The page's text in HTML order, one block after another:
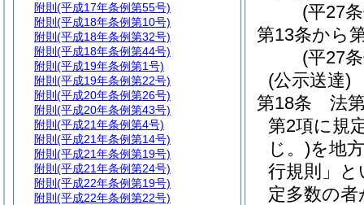
(平27
第13条から
(平27
(公示送達)
第18条
法
第2項に規
じ。)を地
行規則」と
定多数の
附則 (平成17年条例第55号)
附則 (平成18年条例第10号)
附則 (平成18年条例第32号)
附則 (平成18年条例第44号)
附則 (平成19年条例第1号)
附則 (平成19年条例第22号)
附則 (平成20年条例第26号)
附則 (平成20年条例第43号)
附則 (平成21年条例第4号)
附則 (平成21年条例第14号)
附則 (平成21年条例第19号)
附則 (平成21年条例第24号)
附則 (平成22年条例第19号)
附則 (平成22年条例第22号)